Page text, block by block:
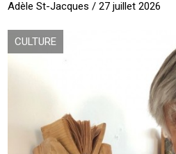
Adèle St-Jacques / 27 juillet 2026
CULTURE